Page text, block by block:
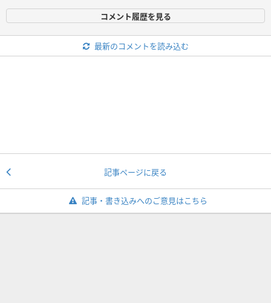
コメント履歴を見る
最新のコメントを読み込む
記事ページに戻る
記事・書き込みへのご意見はこちら